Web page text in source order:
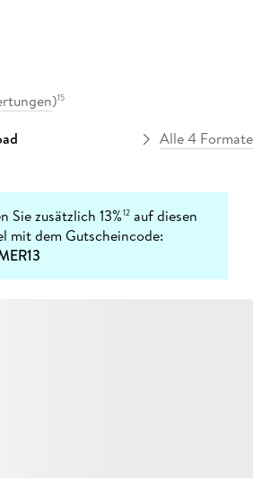
)15
Alle 4 Formate
Sie zusätzlich 13%12 auf diesen
mit dem Gutscheincode: